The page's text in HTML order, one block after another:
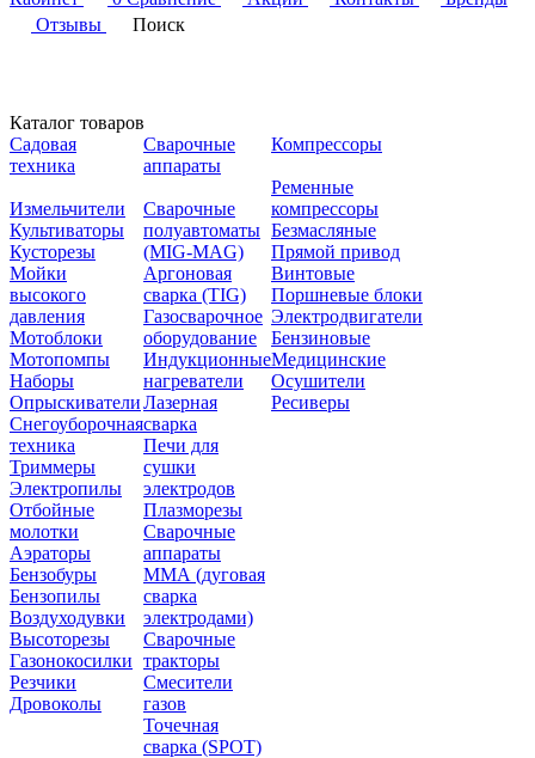
Отзывы
Поиск
Каталог товаров
Садовая
техника
Измельчители
Культиваторы
Кусторезы
Мойки
высокого
давления
Мотоблоки
Мотопомпы
Наборы
Опрыскиватели
Снегоуборочная
техника
Триммеры
Электропилы
Отбойные
молотки
Аэраторы
Бензобуры
Бензопилы
Воздуходувки
Высоторезы
Газонокосилки
Резчики
Дровоколы
Сварочные
аппараты
Сварочные
полуавтоматы
(MIG-MAG)
Аргоновая
сварка (TIG)
Газосварочное
оборудование
Индукционные
нагреватели
Лазерная
сварка
Печи для
сушки
электродов
Плазморезы
Сварочные
аппараты
ММА (дуговая
сварка
электродами)
Сварочные
тракторы
Смесители
газов
Точечная
сварка (SPOT)
Компрессоры
Ременные
компрессоры
Безмасляные
Прямой привод
Винтовые
Поршневые блоки
Электродвигатели
Бензиновые
Медицинские
Осушители
Ресиверы